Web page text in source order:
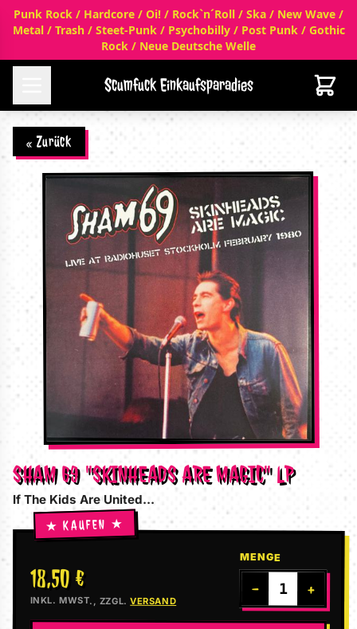
Punk Rock / Hardcore / Oi! / Rock`n´Roll / Ska / New Wave /
Metal / Trash / Steet-Punk / Psychobilly / Post Punk / Gothic
Rock / Neue Deutsche Welle
Scumfuck Einkaufsparadies
« Zurück
SHAM 69 "SKINHEADS ARE MAGIC" LP
If The Kids Are United...
18,50 €
INKL. MWST., ZZGL.VERSAND
MENGE
− +